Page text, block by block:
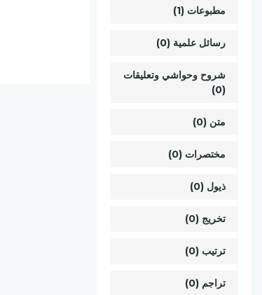
مطبوعات (1)
رسائل علمية (0)
شروح وحواشي وتعليقات
(0)
متن (0)
مختصرات (0)
ذيول (0)
تخريج (0)
ترتيب (0)
تراجم (0)